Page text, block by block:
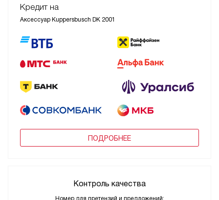
Кредит на
Аксессуар Kuppersbusch DK 2001
ПОДРОБНЕЕ
Контроль качества
Номер для претензий и предложений: